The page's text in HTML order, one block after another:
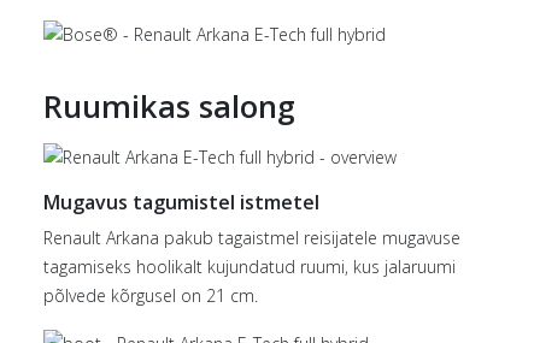
Ruumikas salong
Mugavus tagumistel istmetel
Renault Arkana pakub tagaistmel reisijatele mugavuse
tagamiseks hoolikalt kujundatud ruumi, kus jalaruumi
põlvede kõrgusel on 21 cm.